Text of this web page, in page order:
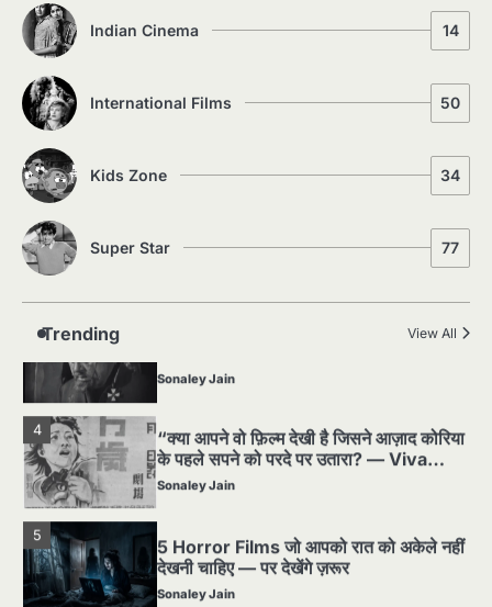
Indian Cinema 14
International Films 50
Kids Zone 34
Super Star 77
Trending View All
5
5 Horror Films जो आपको रात को अकेले नहीं
1
घटना जिसने Hollywood को हिला दिया
2
पसीने और खून से लिखी गई मूक सिनेमा की कहानी:
Sonaley Jain
3
जब एक बादशाह को भीड़ में खड़ा होना पड़ा —
The Last Command (1928) Review
4
“क्या आपने वो फ़िल्म देखी है जिसने आज़ाद कोरिया
के पहले सपने को परदे पर उतारा? — Viva
Freedom! (1946) रिव्यू”
Sonaley Jain
5
5 Horror Films जो आपको रात को अकेले नहीं